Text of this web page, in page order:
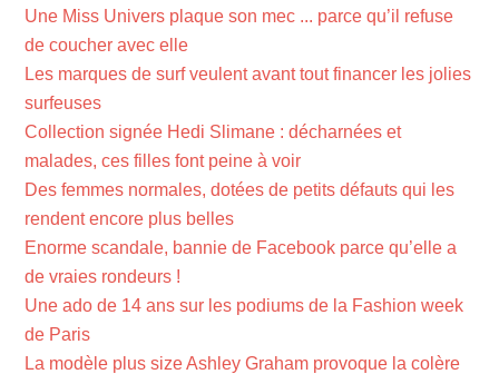
Une Miss Univers plaque son mec ... parce qu’il refuse
de coucher avec elle
Les marques de surf veulent avant tout financer les jolies
surfeuses
Collection signée Hedi Slimane : décharnées et
malades, ces filles font peine à voir
Des femmes normales, dotées de petits défauts qui les
rendent encore plus belles
Enorme scandale, bannie de Facebook parce qu’elle a
de vraies rondeurs !
Une ado de 14 ans sur les podiums de la Fashion week
de Paris
La modèle plus size Ashley Graham provoque la colère